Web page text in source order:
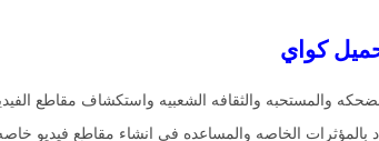
بالمؤثرات الخاصه والمساعده في انشاء مقاطع فيديو